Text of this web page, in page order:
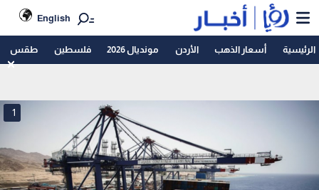
English
الرئيسية أسعار الذهب الأردن مونديال 2026 فلسطين طقس
1